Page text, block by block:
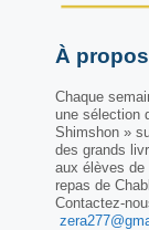
À
Chaque
une sélection
Shimshon »
des grands
aux élèves de
repas de
Contactez-